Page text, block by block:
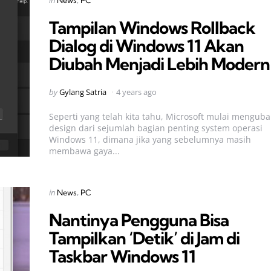
Tampilan Windows Rollback
Dialog di Windows 11 Akan
Diubah Menjadi Lebih Modern
Posted
byGylang Satria 4 years ago
Seperti yang telah kita tahu, Microsoft mulai
design dari sejumlah bagian penting system operasi
Windows 11, dimana jika yang sebelumnya masih
membawa gaya...
Categories
Posted
in News PC
Nantinya Pengguna Bisa
Tampilkan ‘Detik’ di Jam di
Taskbar Windows 11